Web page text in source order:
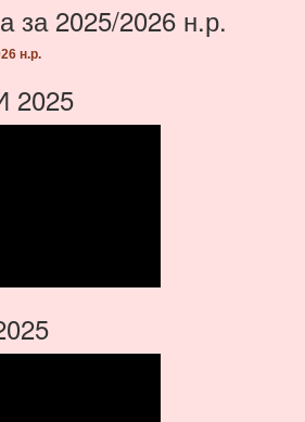
за 2025/2026 н.р.
н.р.
2025